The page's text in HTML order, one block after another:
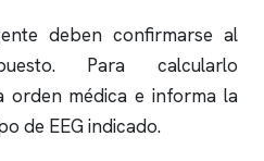
deben confirmarse al
Para calcularlo
orden médica e informa la
de EEG indicado.